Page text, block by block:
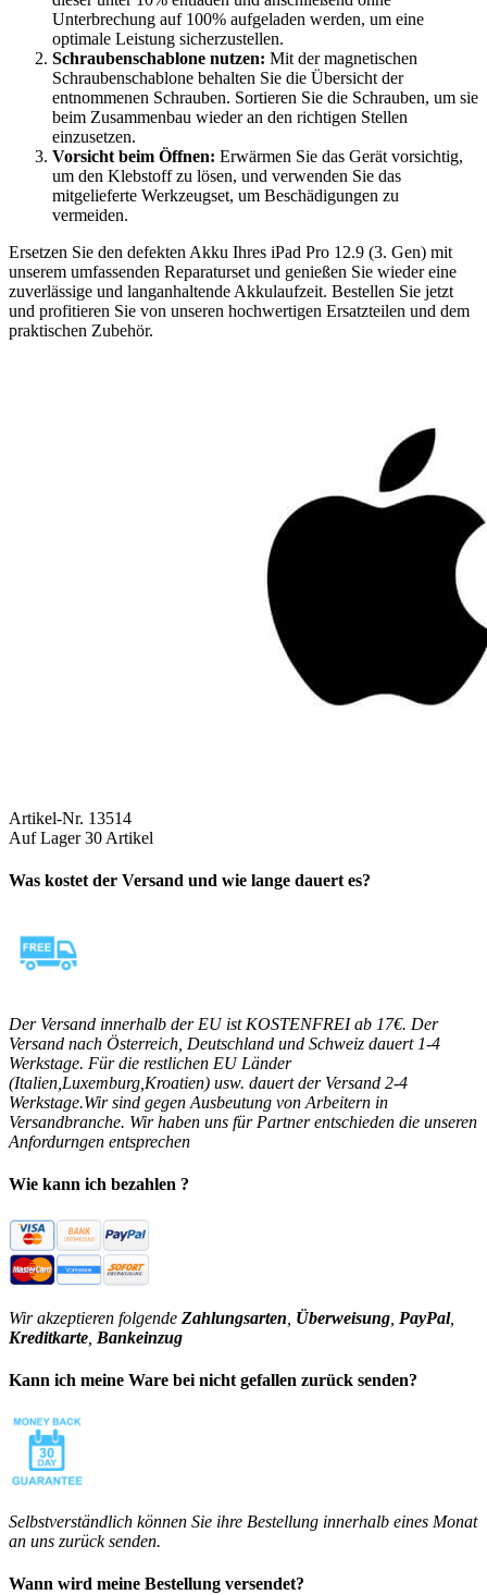
Unterbrechung auf 100% aufgeladen werden, um eine
optimale Leistung sicherzustellen.
Schraubenschablone nutzen: Mit der magnetischen
Schraubenschablone behalten Sie die Übersicht der
entnommenen Schrauben. Sortieren Sie die Schrauben, um sie
beim Zusammenbau wieder an den richtigen Stellen
einzusetzen.
Vorsicht beim Öffnen: Erwärmen Sie das Gerät vorsichtig,
um den Klebstoff zu lösen, und verwenden Sie das
mitgelieferte Werkzeugset, um Beschädigungen zu
vermeiden.
Ersetzen Sie den defekten Akku Ihres iPad Pro 12.9 (3. Gen) mit
unserem umfassenden Reparaturset und genießen Sie wieder eine
zuverlässige und langanhaltende Akkulaufzeit. Bestellen Sie jetzt
und profitieren Sie von unseren hochwertigen Ersatzteilen und dem
praktischen Zubehör.
Artikel-Nr. 13514
Auf Lager 30 Artikel
Was kostet der Versand und wie lange dauert es?
Der Versand innerhalb der EU ist KOSTENFREI ab 17€. Der
Versand nach Österreich, Deutschland und Schweiz dauert 1-4
Werkstage. Für die restlichen EU Länder
(Italien,Luxemburg,Kroatien) usw. dauert der Versand 2-4
Werkstage.Wir sind gegen Ausbeutung von Arbeitern in
Versandbranche. Wir haben uns für Partner entschieden die unseren
Anfordurngen entsprechen
Wie kann ich bezahlen ?
Wir akzeptieren folgende Zahlungsarten Überweisung PayPal,
Kreditkarte Bankeinzug
Kann ich meine Ware bei nicht gefallen zurück senden?
Selbstverständlich können Sie ihre Bestellung innerhalb eines Monat
an uns zurück senden.
Wann wird meine Bestellung versendet?